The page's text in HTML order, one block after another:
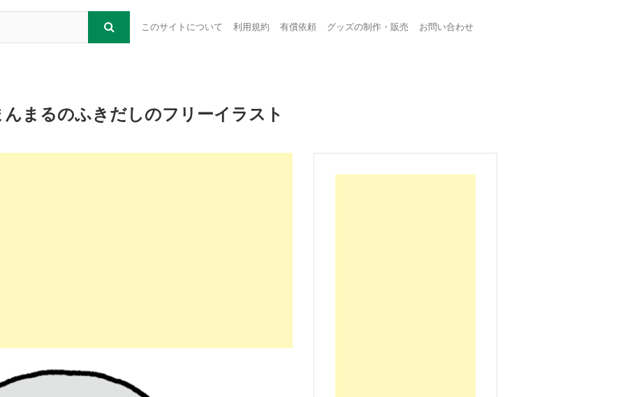
このサイトについて 利用規約 有償依頼 グッズの制作・販売 お問い合わせ
まるのふきだしのフリーイラスト